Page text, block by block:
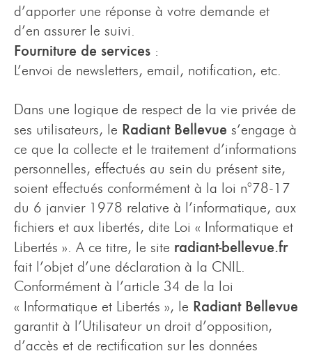
d’apporter une réponse à votre demande et
d’en assurer le suivi.
Fourniture de services :
L’envoi de newsletters, email, notification, etc.
Dans une logique de respect de la vie privée de
ses utilisateurs, le Radiant Bellevue s’engage à
ce que la collecte et le traitement d’informations
personnelles, effectués au sein du présent site,
soient effectués conformément à la loi n°78-17
du 6 janvier 1978 relative à l’informatique, aux
fichiers et aux libertés, dite Loi « Informatique et
Libertés ». A ce titre, le site radiant-bellevue.fr
fait l’objet d’une déclaration à la CNIL.
Conformément à l’article 34 de la loi
« Informatique et Libertés », le Radiant Bellevue
garantit à l’Utilisateur un droit d’opposition,
d’accès et de rectification sur les données